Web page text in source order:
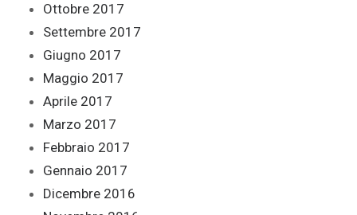
Ottobre 2017
Settembre 2017
Giugno 2017
Maggio 2017
Aprile 2017
Marzo 2017
Febbraio 2017
Gennaio 2017
Dicembre 2016